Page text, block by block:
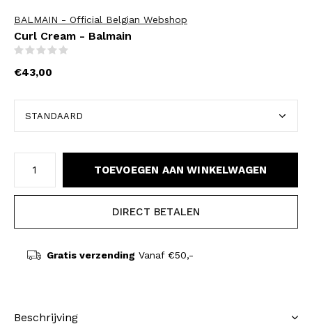
BALMAIN - Official Belgian Webshop
Curl Cream - Balmain
€43,00
TOEVOEGEN AAN WINKELWAGEN
DIRECT BETALEN
Gratis verzending Vanaf €50,-
Beschrijving